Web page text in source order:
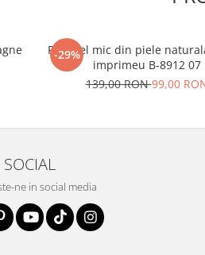
-29%
Portofel mic din piele
imprimeu B-8912 07
139,00 RON99,00
SOCIAL
ne in social media